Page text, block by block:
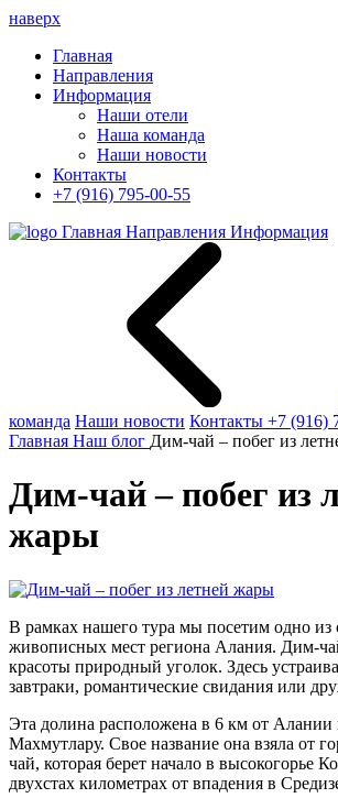
наверх
Главная
Направления
Информация
Наши отели
Наша команда
Наши новости
Контакты
+7 (916) 795-00-55
Главная Направления Информация
команда Наши новости Контакты +7 (916)
Главная Наш блог Дим-чай – побег из
Дим-чай – побег из
жары
В рамках нашего тура мы посетим одно из
живописных мест региона Алания. Дим-
красоты природный уголок. Здесь
завтраки, романтические свидания или
Эта долина расположена в 6 км от Алании
Махмутлару. Свое название она взяла от
чай, которая берет начало в высокогорье
двухстах километрах от впадения в